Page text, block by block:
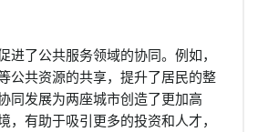
进了公共服务领域的协同。例如，
公共资源的共享，提升了居民的整
同发展为两座城市创造了更加高
，有助于吸引更多的投资和人才，